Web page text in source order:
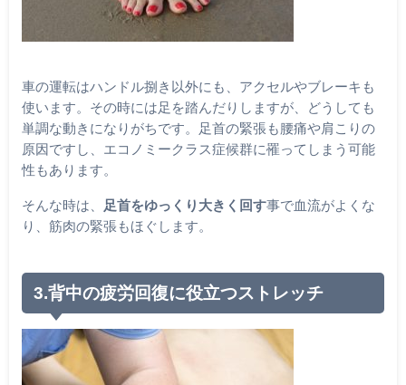
車の運転はハンドル捌き以外にも、アクセルやブレーキも
使います。その時には足を踏んだりしますが、どうしても
単調な動きになりがちです。足首の緊張も腰痛や肩こりの
原因ですし、エコノミークラス症候群に罹ってしまう可能
性もあります。
そんな時は、 足首をゆっくり大きく回す事で血流がよくな
り、筋肉の緊張もほぐします。
3.背中の疲労回復に役立つストレッチ